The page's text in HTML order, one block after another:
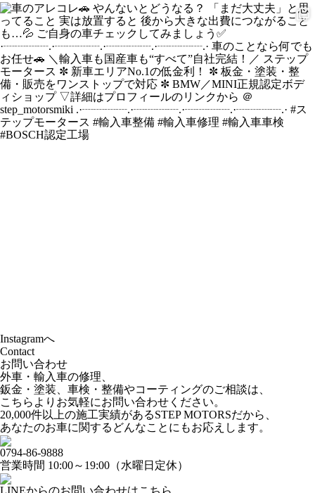
Instagramへ
Contact
お問い合わせ
外車・輸入車の修理、
鈑金・塗装、車検・整備やコーティングのご相談は、
こちらよりお気軽にお問い合わせください。
20,000件以上の施工実績があるSTEP MOTORSだから、
あなたのお車に関するどんなことにもお応えします。
0794-86-9888
営業時間 10:00～19:00（水曜日定休）
LINEからのお問い合わせはこちら